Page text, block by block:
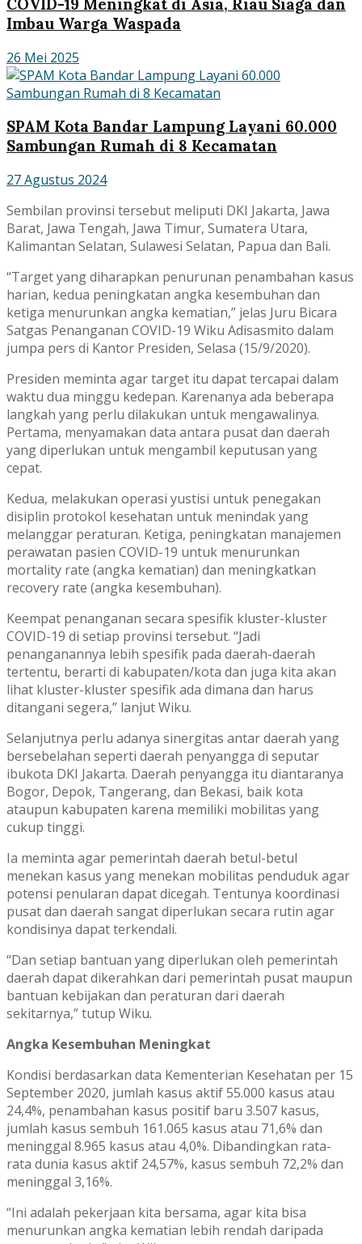
COVID-19 Meningkat di Asia, Riau Siaga dan
Imbau Warga Waspada
26 Mei 2025
SPAM Kota Bandar Lampung Layani 60.000
Sambungan Rumah di 8 Kecamatan
27 Agustus 2024
Sembilan provinsi tersebut meliputi DKI Jakarta, Jawa
Barat, Jawa Tengah, Jawa Timur, Sumatera Utara,
Kalimantan Selatan, Sulawesi Selatan, Papua dan Bali.
“Target yang diharapkan penurunan penambahan kasus
harian, kedua peningkatan angka kesembuhan dan
ketiga menurunkan angka kematian,” jelas Juru Bicara
Satgas Penanganan COVID-19 Wiku Adisasmito dalam
jumpa pers di Kantor Presiden, Selasa (15/9/2020).
Presiden meminta agar target itu dapat tercapai dalam
waktu dua minggu kedepan. Karenanya ada beberapa
langkah yang perlu dilakukan untuk mengawalinya.
Pertama, menyamakan data antara pusat dan daerah
yang diperlukan untuk mengambil keputusan yang
cepat.
Kedua, melakukan operasi yustisi untuk penegakan
disiplin protokol kesehatan untuk menindak yang
melanggar peraturan. Ketiga, peningkatan manajemen
perawatan pasien COVID-19 untuk menurunkan
mortality rate (angka kematian) dan meningkatkan
recovery rate (angka kesembuhan).
Keempat penanganan secara spesifik kluster-kluster
COVID-19 di setiap provinsi tersebut. “Jadi
penanganannya lebih spesifik pada daerah-daerah
tertentu, berarti di kabupaten/kota dan juga kita akan
lihat kluster-kluster spesifik ada dimana dan harus
ditangani segera,” lanjut Wiku.
Selanjutnya perlu adanya sinergitas antar daerah yang
bersebelahan seperti daerah penyangga di seputar
ibukota DKI Jakarta. Daerah penyangga itu diantaranya
Bogor, Depok, Tangerang, dan Bekasi, baik kota
ataupun kabupaten karena memiliki mobilitas yang
cukup tinggi.
Ia meminta agar pemerintah daerah betul-betul
menekan kasus yang menekan mobilitas penduduk agar
potensi penularan dapat dicegah. Tentunya koordinasi
pusat dan daerah sangat diperlukan secara rutin agar
kondisinya dapat terkendali.
“Dan setiap bantuan yang diperlukan oleh pemerintah
daerah dapat dikerahkan dari pemerintah pusat maupun
bantuan kebijakan dan peraturan dari daerah
sekitarnya,” tutup Wiku.
Angka Kesembuhan Meningkat
Kondisi berdasarkan data Kementerian Kesehatan per 15
September 2020, jumlah kasus aktif 55.000 kasus atau
24,4%, penambahan kasus positif baru 3.507 kasus,
jumlah kasus sembuh 161.065 kasus atau 71,6% dan
meninggal 8.965 kasus atau 4,0%. Dibandingkan rata-
rata dunia kasus aktif 24,57%, kasus sembuh 72,2% dan
meninggal 3,16%.
“Ini adalah pekerjaan kita bersama, agar kita bisa
menurunkan angka kematian lebih rendah daripada